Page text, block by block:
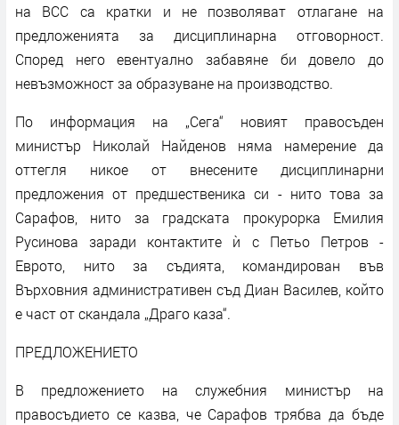
на ВСС са кратки и не позволяват отлагане на
предложенията за дисциплинарна отговорност.
Според него евентуално забавяне би довело до
невъзможност за образуване на производство.
По информация на „Сега“ новият правосъден
министър Николай Найденов няма намерение да
оттегля никое от внесените дисциплинарни
предложения от предшественика си - нито това за
Сарафов, нито за градската прокурорка Емилия
Русинова заради контактите ѝ с Петьо Петров -
Еврото, нито за съдията, командирован във
Върховния административен съд Диан Василев, който
е част от скандала „Драго каза“.
ПРЕДЛОЖЕНИЕТО
В предложението на служебния министър на
правосъдието се казва, че Сарафов трябва да бъде